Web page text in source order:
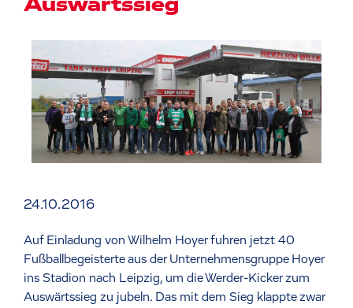
Auswärtssieg
24.10.2016
Auf Einladung von Wilhelm Hoyer fuhren jetzt 40
Fußballbegeisterte aus der Unternehmensgruppe Hoyer
ins Stadion nach Leipzig, um die Werder-Kicker zum
Auswärtssieg zu jubeln. Das mit dem Sieg klappte zwar